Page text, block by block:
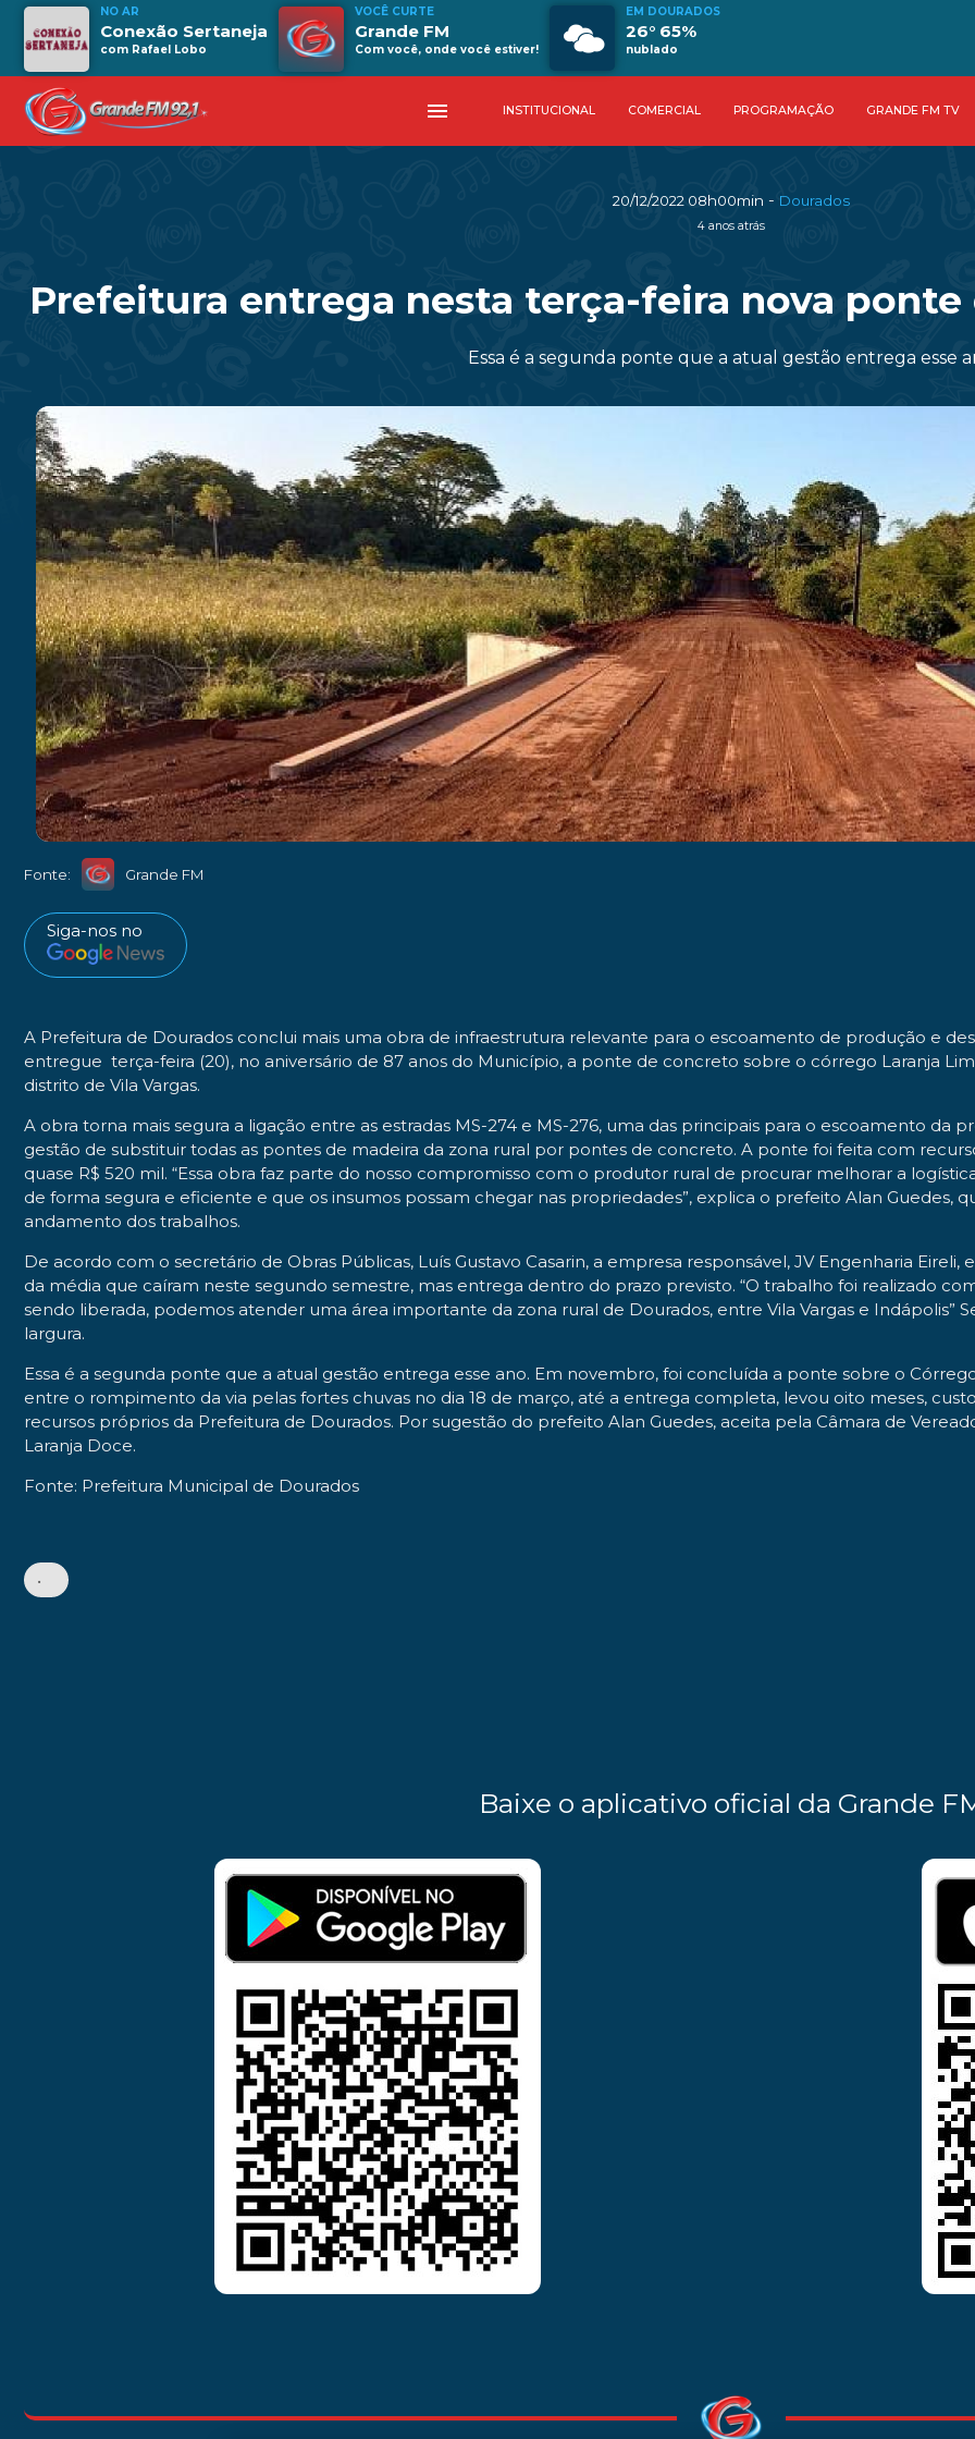
NO AR
Conexão Sertaneja
com Rafael Lobo
VOCÊ CURTE
Grande FM
Com você, onde você estiver!
EM DOURADOS
26° 65%
nublado
menu INSTITUCIONAL COMERCIAL PROGRAMAÇÃO GRANDE FM TV
20/12/2022 08h00min - Dourados
4 anos atrás
Prefeitura entrega nesta terça-feira nova ponte
Essa é a segunda ponte que a atual gestão entrega esse
[ Assecom ]
Fonte: Grande FM
Siga-nos no
A Prefeitura de Dourados conclui mais uma obra de infraestrutura relevante para o escoamento de produção e
entregue terça-feira (20), no aniversário de 87 anos do Município, a ponte de concreto sobre o córrego Laranja
distrito de Vila Vargas.
A obra torna mais segura a ligação entre as estradas MS-274 e MS-276, uma das principais para o escoamento
gestão de substituir todas as pontes de madeira da zona rural por pontes de concreto. A ponte foi feita com
quase R$ 520 mil. “Essa obra faz parte do nosso compromisso com o produtor rural de procurar melhorar a
de forma segura e eficiente e que os insumos possam chegar nas propriedades”, explica o prefeito Alan Guedes,
andamento dos trabalhos.
De acordo com o secretário de Obras Públicas, Luís Gustavo Casarin, a empresa responsável, JV Engenharia
da média que caíram neste segundo semestre, mas entrega dentro do prazo previsto. “O trabalho foi realizado
sendo liberada, podemos atender uma área importante da zona rural de Dourados, entre Vila Vargas e Indápolis”
largura.
Essa é a segunda ponte que a atual gestão entrega esse ano. Em novembro, foi concluída a ponte sobre o
entre o rompimento da via pelas fortes chuvas no dia 18 de março, até a entrega completa, levou oito meses,
recursos próprios da Prefeitura de Dourados. Por sugestão do prefeito Alan Guedes, aceita pela Câmara de
Laranja Doce.
Fonte: Prefeitura Municipal de Dourados
•
Baixe o aplicativo oficial da Grande